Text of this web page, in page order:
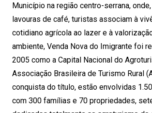
Município na região centro-serrana,
lavouras de café, turistas associam à
cotidiano agrícola ao lazer e à
ambiente, Venda Nova do Imigrante foi
2005 como a Capital Nacional do
Associação Brasileira de Turismo Rural
conquista do título, estão envolvidas
com 300 famílias e 70 propriedades,